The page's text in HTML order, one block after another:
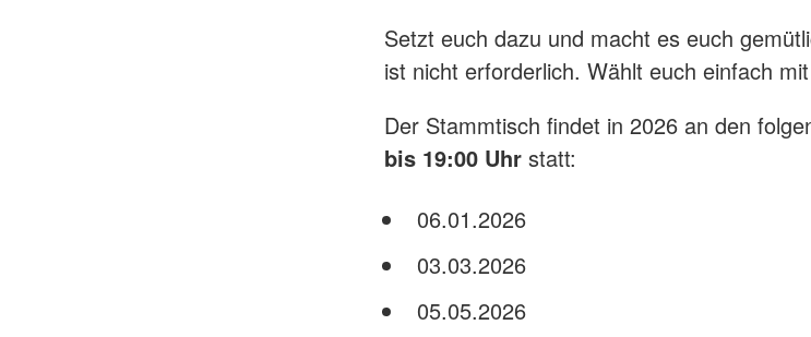
Setzt euch dazu und macht es euch
ist nicht erforderlich. Wählt euch einfach
Der Stammtisch findet in 2026 an den
bis 19:00 Uhr statt:
06.01.2026
03.03.2026
05.05.2026